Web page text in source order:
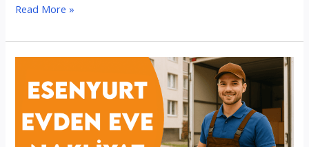
Eyüpsultan
Eve
Read More »